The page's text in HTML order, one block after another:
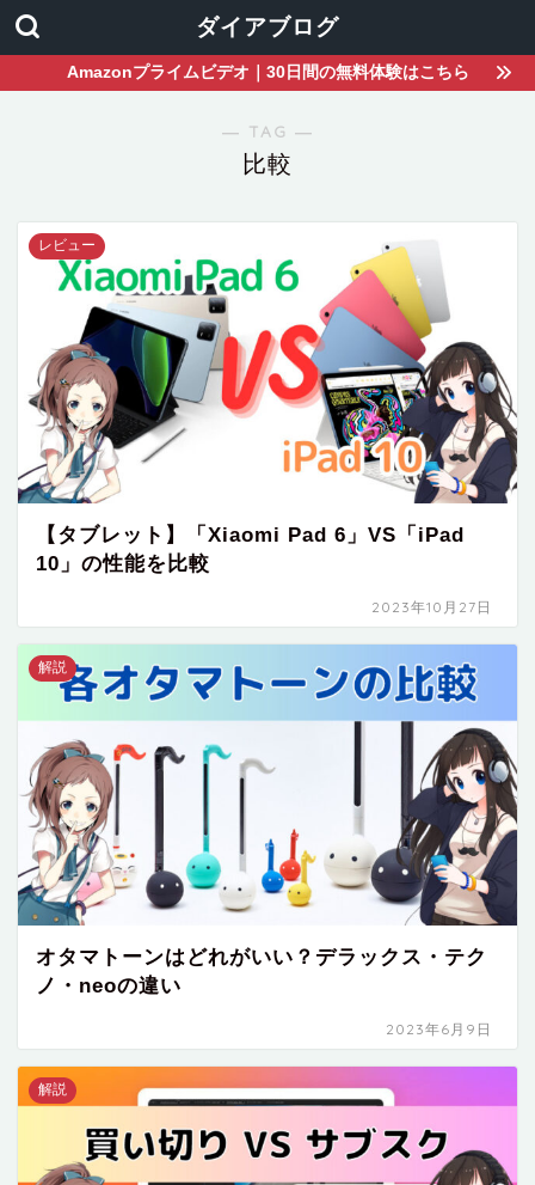
ダイアブログ
Amazonプライムビデオ｜30日間の無料体験はこちら
― TAG ―
比較
レビュー
【タブレット】「Xiaomi Pad 6」VS「iPad
10」の性能を比較
2023年10月27日
解説
オタマトーンはどれがいい？デラックス・テク
ノ・neoの違い
2023年6月9日
解説